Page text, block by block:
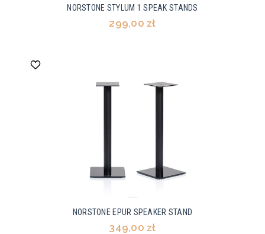
NORSTONE STYLUM 1 SPEAK STANDS
299,00 zł
NORSTONE EPUR SPEAKER STAND
349,00 zł